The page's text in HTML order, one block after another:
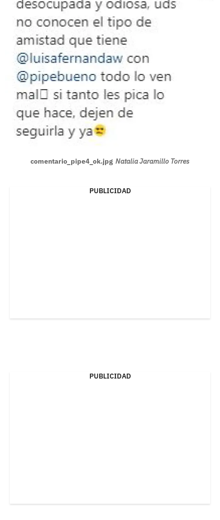
comentario_pipe4_ok.jpg Natalia Jaramillo Torres
PUBLICIDAD
PUBLICIDAD